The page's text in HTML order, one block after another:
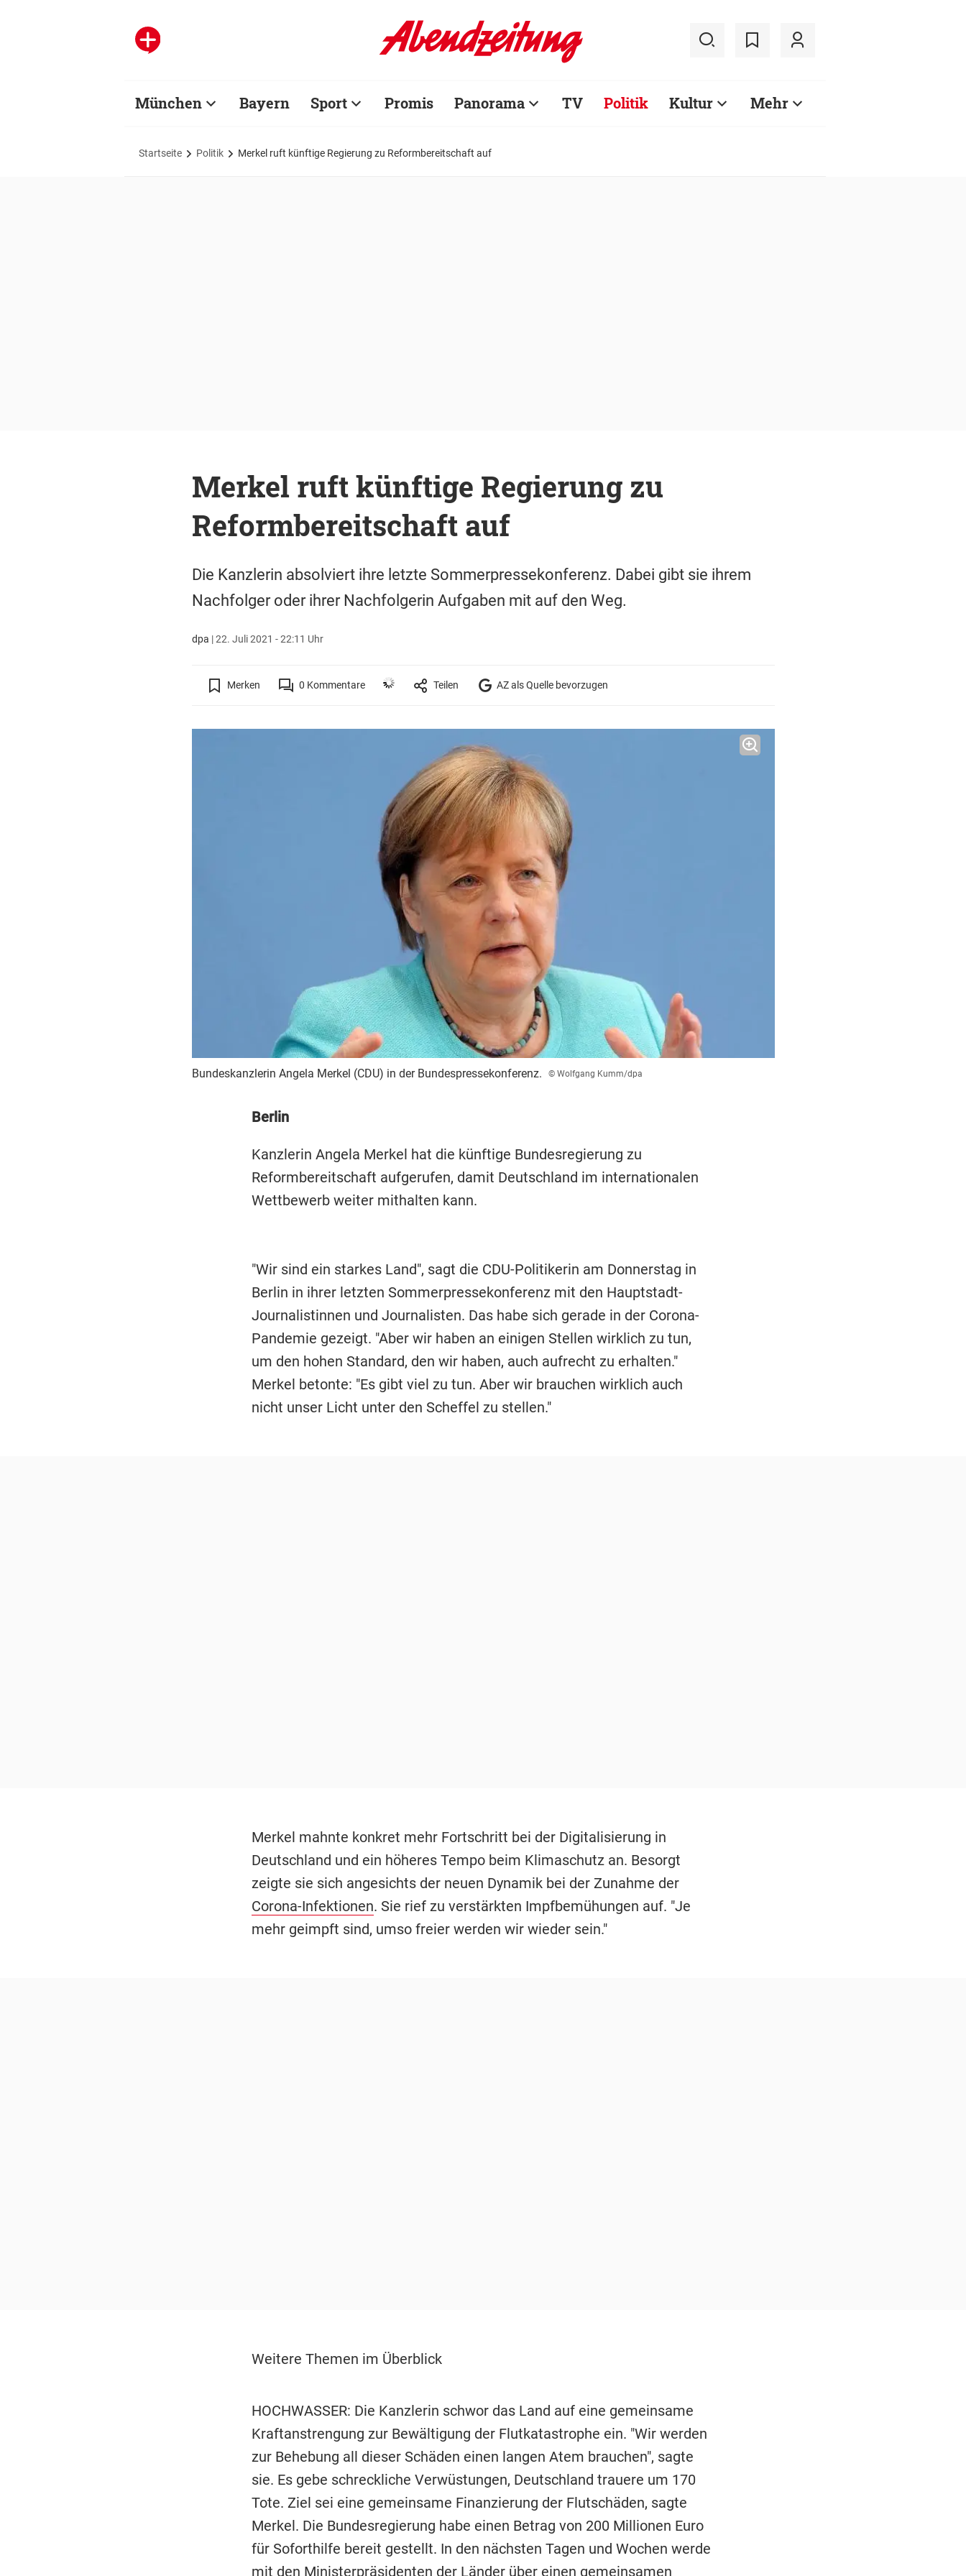
München Bayern Sport Promis Panorama TV Politik Kultur Mehr
Startseite Politik Merkel ruft künftige Regierung zu Reformbereitschaft auf
Merkel ruft künftige Regierung zu
Reformbereitschaft auf
Die Kanzlerin absolviert ihre letzte Sommerpressekonferenz. Dabei gibt sie ihrem
Nachfolger oder ihrer Nachfolgerin Aufgaben mit auf den Weg.
dpa |22. Juli 2021 - 22:11 Uhr
Merken 0 Kommentare Teilen AZ als Quelle bevorzugen
Bundeskanzlerin Angela Merkel (CDU) in der Bundespressekonferenz. © Wolfgang Kumm/dpa
Berlin
Kanzlerin Angela Merkel hat die künftige Bundesregierung zu
Reformbereitschaft aufgerufen, damit Deutschland im internationalen
Wettbewerb weiter mithalten kann.
"Wir sind ein starkes Land", sagt die CDU-Politikerin am Donnerstag in
Berlin in ihrer letzten Sommerpressekonferenz mit den Hauptstadt-
Journalistinnen und Journalisten. Das habe sich gerade in der Corona-
Pandemie gezeigt. "Aber wir haben an einigen Stellen wirklich zu tun,
um den hohen Standard, den wir haben, auch aufrecht zu erhalten."
Merkel betonte: "Es gibt viel zu tun. Aber wir brauchen wirklich auch
nicht unser Licht unter den Scheffel zu stellen."
Merkel mahnte konkret mehr Fortschritt bei der Digitalisierung in
Deutschland und ein höheres Tempo beim Klimaschutz an. Besorgt
zeigte sie sich angesichts der neuen Dynamik bei der Zunahme der
Corona-Infektionen. Sie rief zu verstärkten Impfbemühungen auf. "Je
mehr geimpft sind, umso freier werden wir wieder sein."
Weitere Themen im Überblick
HOCHWASSER: Die Kanzlerin schwor das Land auf eine gemeinsame
Kraftanstrengung zur Bewältigung der Flutkatastrophe ein. "Wir werden
zur Behebung all dieser Schäden einen langen Atem brauchen", sagte
sie. Es gebe schreckliche Verwüstungen, Deutschland trauere um 170
Tote. Ziel sei eine gemeinsame Finanzierung der Flutschäden, sagte
Merkel. Die Bundesregierung habe einen Betrag von 200 Millionen Euro
für Soforthilfe bereit gestellt. In den nächsten Tagen und Wochen werde
mit den Ministerpräsidenten der Länder über einen gemeinsamen